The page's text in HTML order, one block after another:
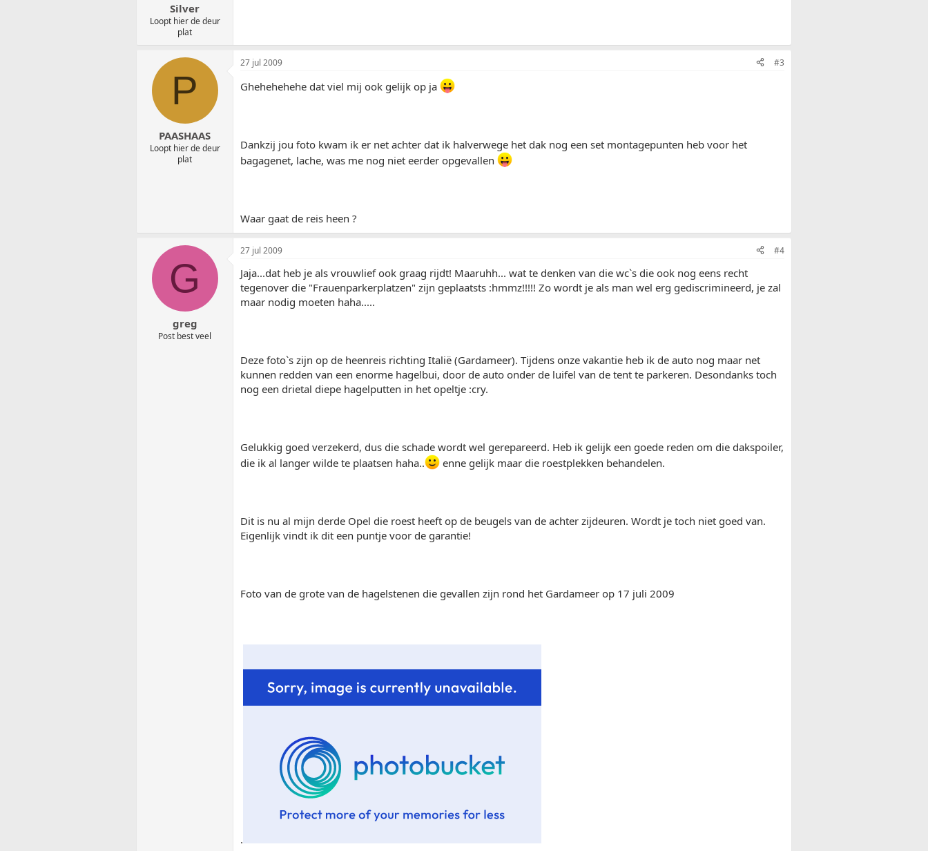
Silver
Loopt hier de deur
plat
P
PAASHAAS
Loopt hier de deur
plat
27 jul 2009 #3
Ghehehehehe dat viel mij ook gelijk op ja
Dankzij jou foto kwam ik er net achter dat ik halverwege het dak nog een set montagepunten heb voor het
bagagenet, lache, was me nog niet eerder opgevallen
Waar gaat de reis heen ?
G
greg
Post best veel
27 jul 2009 #4
Jaja...dat heb je als vrouwlief ook graag rijdt! Maaruhh... wat te denken van die wc`s die ook nog eens recht
tegenover die "Frauenparkerplatzen" zijn geplaatsts :hmmz!!!!! Zo wordt je als man wel erg gediscrimineerd, je zal
maar nodig moeten haha.....
Deze foto`s zijn op de heenreis richting Italië (Gardameer). Tijdens onze vakantie heb ik de auto nog maar net
kunnen redden van een enorme hagelbui, door de auto onder de luifel van de tent te parkeren. Desondanks toch
nog een drietal diepe hagelputten in het opeltje :cry.
Gelukkig goed verzekerd, dus die schade wordt wel gerepareerd. Heb ik gelijk een goede reden om die dakspoiler,
die ik al langer wilde te plaatsen haha..
enne gelijk maar die roestplekken behandelen.
Dit is nu al mijn derde Opel die roest heeft op de beugels van de achter zijdeuren. Wordt je toch niet goed van.
Eigenlijk vindt ik dit een puntje voor de garantie!
Foto van de grote van de hagelstenen die gevallen zijn rond het Gardameer op 17 juli 2009
.